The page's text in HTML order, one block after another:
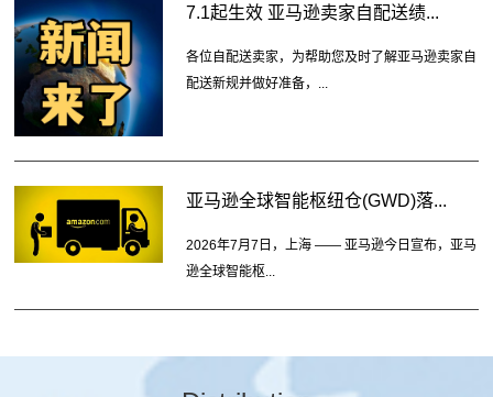
7.1起生效 亚马逊卖家自配送绩...
各位自配送卖家，为帮助您及时了解亚马逊卖家自
配送新规并做好准备，...
亚马逊全球智能枢纽仓(GWD)落...
2026年7月7日，上海 —— 亚马逊今日宣布，亚马
逊全球智能枢...